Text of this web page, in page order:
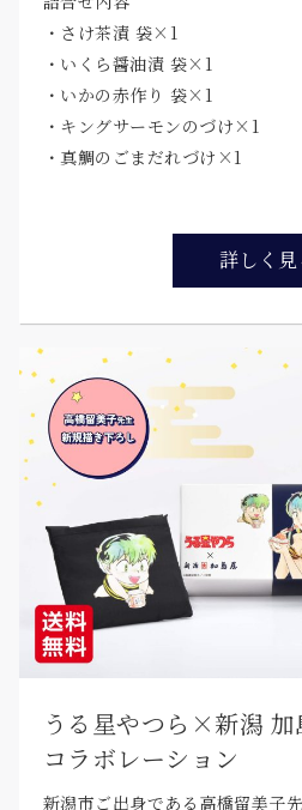
・さけ茶漬 袋×1
・いくら醤油漬 袋×1
・いかの赤作り 袋×1
・キングサーモンのづけ×1
・真鯛のごまだれづけ×1
詳しく見
うる星やつら×新潟 加
コラボレーション
新潟市ご出身である高橋留美子